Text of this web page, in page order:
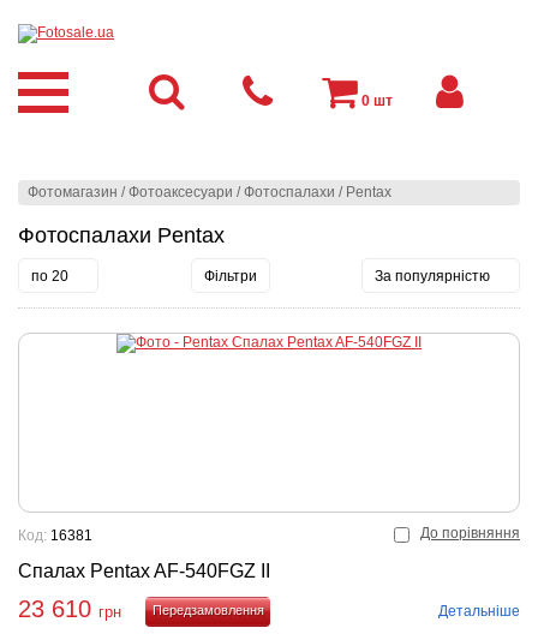
Фотомагазин /Фотоаксесуари /Фотоспалахи / Pentax
Фотоспалахи Pentax
по 20 Фільтри За популярністю
До порівняння
Спалах Pentax AF-540FGZ II
Код: 16381
23 610 грн
Детальніше
0 шт